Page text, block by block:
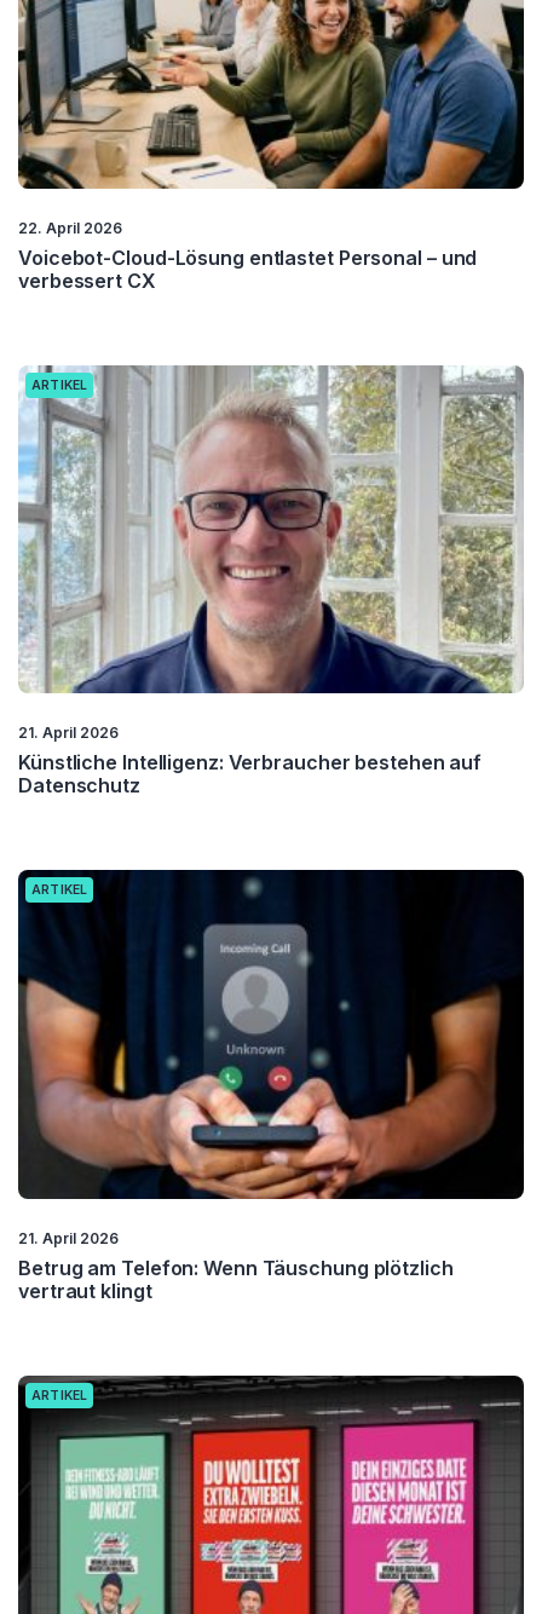
22. April 2026
Voicebot-Cloud-Lösung entlastet Personal – und
verbessert CX
ARTIKEL
21. April 2026
Künstliche Intelligenz: Verbraucher bestehen auf
Datenschutz
ARTIKEL
21. April 2026
Betrug am Telefon: Wenn Täuschung plötzlich
vertraut klingt
ARTIKEL